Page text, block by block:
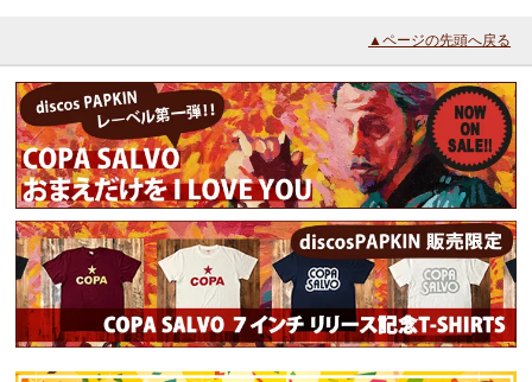
▲ページの先頭へ戻る